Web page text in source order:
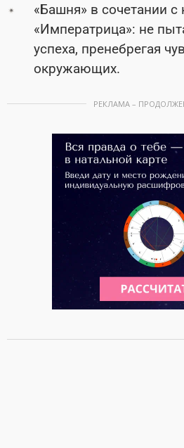
«Башня» в сочетании с
«Императрица»: не
успеха, пренебрегая
окружающих.
РЕКЛАМА –